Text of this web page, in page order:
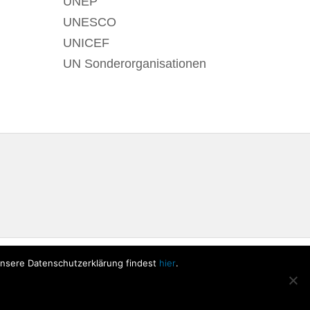
UNESCO
UNICEF
UN Sonderorganisationen
Datenschutzerklärung findest hier.